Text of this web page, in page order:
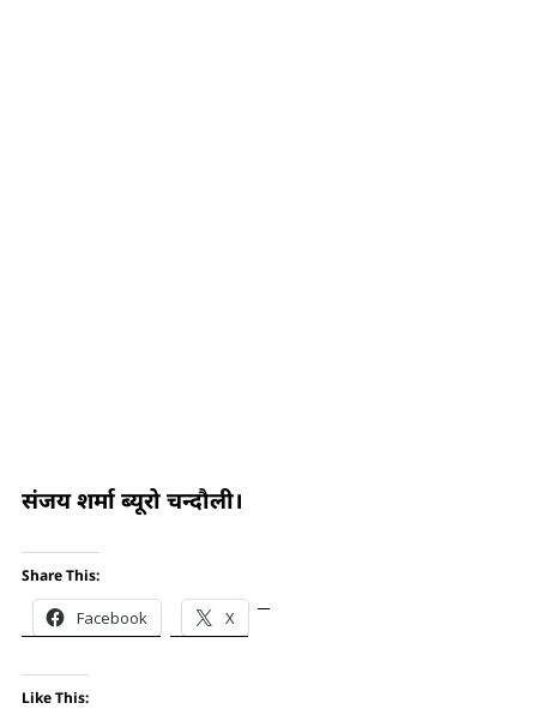
संजय शर्मा ब्यूरो चन्दौली।
Share This:
Facebook X
Like This: